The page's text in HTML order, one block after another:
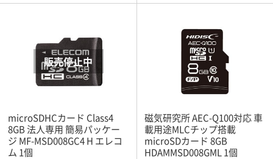
microSDHCカード Class4
8GB 法人専用 簡易パッケー
ジ MF-MSD008GC4 H エレコ
ム 1個
磁気研究所 AEC-Q100対応 車
載用途MLCチップ搭載
microSDカード 8GB
HDAMMSD008GML 1個